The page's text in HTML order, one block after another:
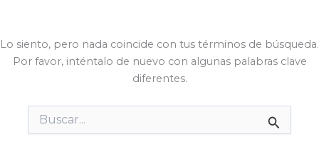
Lo siento, pero nada coincide con tus términos de búsqueda.
Por favor, inténtalo de nuevo con algunas palabras clave
diferentes.
Buscar
por: